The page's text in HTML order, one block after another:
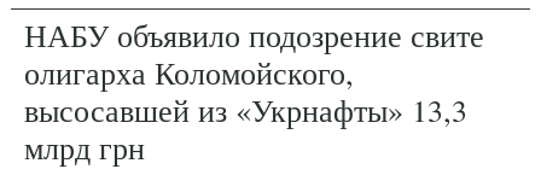
НАБУ объявило подозрение свите
олигарха Коломойского,
высосавшей из «Укрнафты» 13,3
млрд грн